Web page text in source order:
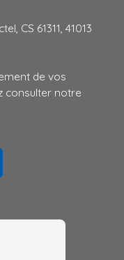
CS 61311, 41013
de vos
consulter notre